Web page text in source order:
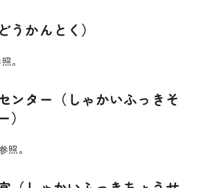
うかんとく）
。
ンター（しゃかいふっきそ
照。